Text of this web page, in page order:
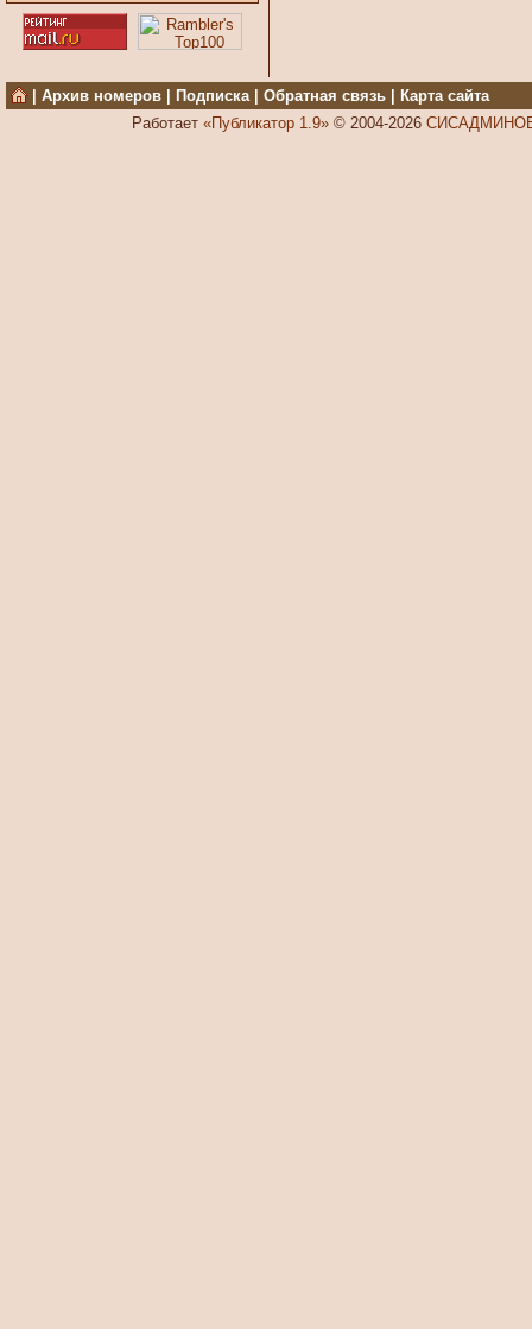
Архив номеров Подписка| Обратная связь
Карта сайта
Работает «Публикатор 1.9»© 2004-2026